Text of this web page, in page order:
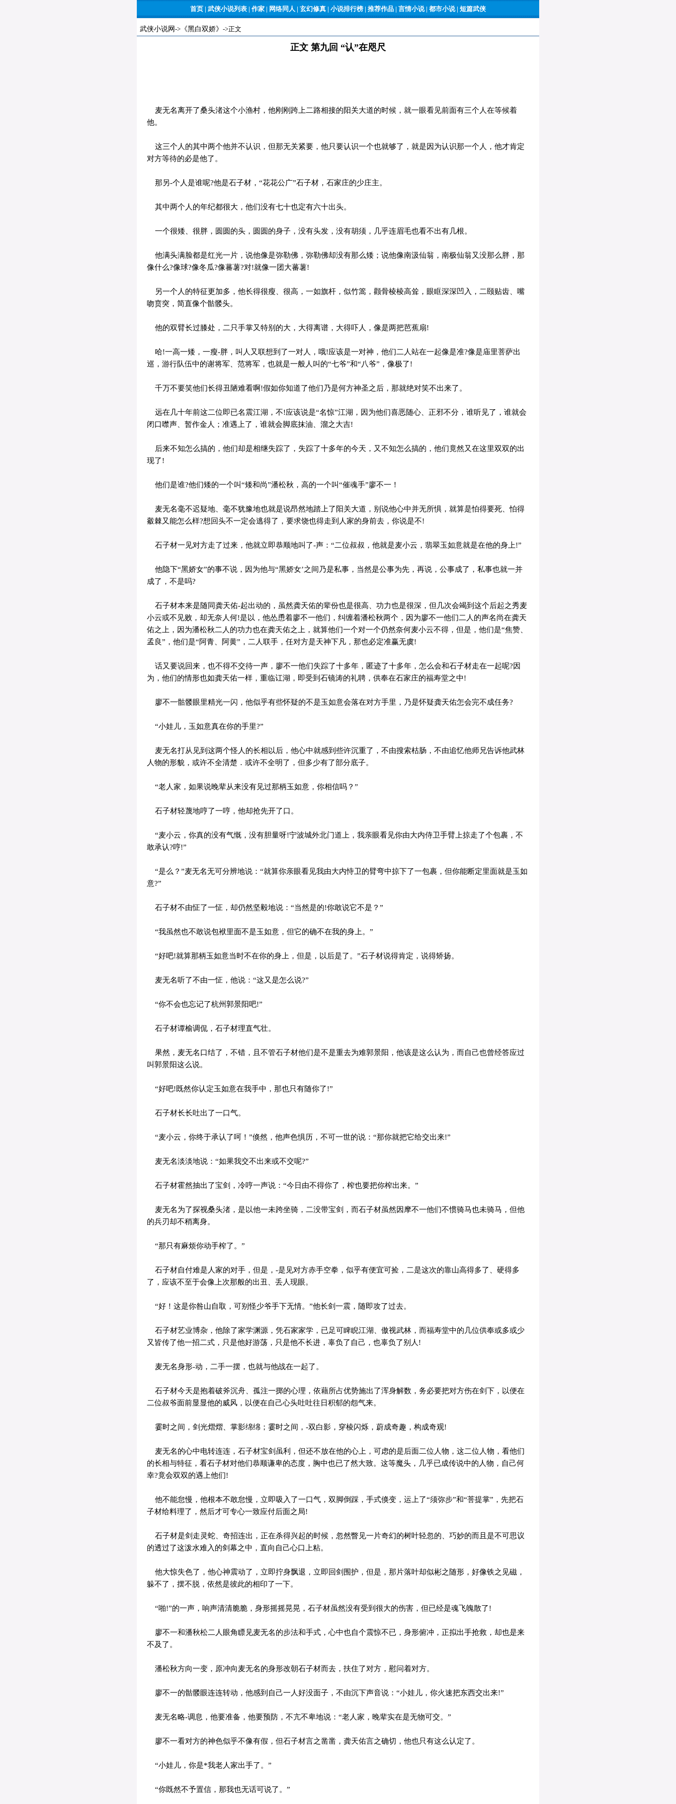
首页 | 武侠小说列表 | 作家 | 网络同人 | 玄幻修真 | 小说排行榜 | 推荐作品 | 言情小说| 都市小说 | 短篇武侠
武侠小说网 -> 《黑白双娇》 ->正文
正文 第九回 “认”在咫尺
麦无名离开了桑头渚这个小渔村，他刚刚跨上二路相接的阳关大道的时候，就一眼看见前面有三个人在等候着
他。
这三个人的其中两个他并不认识，但那无关紧要，他只要认识一个也就够了，就是因为认识那一个人，他才肯定
对方等待的必是他了。
那另-个人是谁呢?他是石子材，“花花公广”石子材，石家庄的少庄主。
其中两个人的年纪都很大，他们没有七十也定有六十出头。
一个很矮、很胖，圆圆的头，圆圆的身子，没有头发，没有胡须，几乎连眉毛也看不出有几根。
他满头满脸都是红光一片，说他像是弥勒佛，弥勒佛却没有那么矮；说他像南汲仙翁，南极仙翁又没那么胖，那
像什么?像球?像冬瓜?像蕃薯?对!就像一团大蕃薯!
另一个人的特征更加多，他长得很瘦、很高，一如旗杆，似竹篙，颧骨棱棱高耸，眼眶深深凹入，二颐贴齿、嘴
吻贲突，简直像个骷髅头。
他的双臂长过膝处，二只手掌又特别的大，大得离谱，大得吓人，像是两把芭蕉扇!
哈!一高一矮，一瘦-胖，叫人又联想到了一对人，哦!应该是一对神，他们二人站在一起像是准?像是庙里菩萨出
巡，游行队伍中的谢将军、范将军，也就是一般人叫的“七爷”和“八爷”，像极了!
千万不要笑他们长得丑陋难看啊!假如你知道了他们乃是何方神圣之后，那就绝对笑不出来了。
远在几十年前这二位即已名震江湖，不!应该说是“名惊”江湖，因为他们喜恶随心、正邪不分，谁听见了，谁就会
闭口噤声、暂作金人；准遇上了，谁就会脚底抹油、溜之大吉!
后来不知怎么搞的，他们却是相继失踪了，失踪了十多年的今天，又不知怎么搞的，他们竟然又在这里双双的出
现了!
他们是谁?他们矮的一个叫“矮和尚”潘松秋，高的一个叫“催魂手”廖不一！
麦无名毫不迟疑地、毫不犹豫地也就是说昂然地踏上了阳关大道，别说他心中并无所惧，就算是怕得要死、怕得
觳棘又能怎么样?想回头不一定会逃得了，要求饶也得走到人家的身前去，你说是不!
石子材一见对方走了过来，他就立即恭顺地叫了-声：“二位叔叔，他就是麦小云，翡翠玉如意就是在他的身上!”
他隐下“黑娇女”的事不说，因为他与“黑娇女’之间乃是私事，当然是公事为先，再说，公事成了，私事也就一并
成了，不是吗?
石子材本来是随同龚天佑-起出动的，虽然龚天佑的辈份也是很高、功力也是很深，但几次会竭到这个后起之秀麦
小云或不见败，却无奈人何!是以，他怂恿着廖不一他们，纠缠着潘松秋两个，因为廖不一他们二人的声名尚在龚天
佑之上，因为潘松秋二人的功力也在龚天佑之上，就算他们一个对一个仍然奈何麦小云不得，但是，他们是“焦赞、
孟良”，他们是“阿青、阿黄”，二人联手，任对方是天神下凡，那也必定准赢无虞!
话又要说回来，也不得不交待一声，廖不一他们失踪了十多年，匿迹了十多年，怎么会和石子材走在一起呢?因
为，他们的情形也如龚天佑一样，重临讧湖，即受到石镜涛的礼聘，供奉在石家庄的福寿堂之中!
廖不一骷髅眼里精光一闪，他似乎有些怀疑的不是玉如意会落在对方手里，乃是怀疑龚天佑怎会完不成任务?
“小娃儿，玉如意真在你的手里?”
麦无名打从见到这两个怪人的长相以后，他心中就感到些许沉重了，不由搜索枯肠，不由追忆他师兄告诉他武林
人物的形貌，或许不全清楚．或许不全明了，但多少有了部分底子。
“老人家，如果说晚辈从来没有见过那柄玉如意，你相信吗？”
石子材轻蔑地哼了一哼，他却抢先开了口。
“麦小云，你真的没有气慨，没有胆量呀!宁波城外北门道上，我亲眼看见你由大内侍卫手臂上掠走了个包裹，不
敢承认?哼!”
“是么？”麦无名无可分辨地说：“就算你亲眼看见我由大内恃卫的臂弯中掠下了一包裹，但你能断定里面就是玉如
意?”
石子材不由怔了一怔，却仍然坚毅地说：“当然是的!你敢说它不是？”
“我虽然也不敢说包袱里面不是玉如意，但它的确不在我的身上。”
“好吧!就算那柄玉如意当时不在你的身上，但是，以后是了。”石子材说得肯定，说得矫扬。
麦无名听了不由一怔，他说：“这又是怎么说?”
“你不会也忘记了杭州郭景阳吧!”
石子材谭榆调侃，石子材理直气壮。
果然，麦无名口结了，不错，且不管石子材他们是不是重去为难郭景阳，他该是这么认为，而自己也曾经答应过
叫郭景阳这么说。
“好吧!既然你认定玉如意在我手中，那也只有随你了!”
石子材长长吐出了一口气。
“麦小云，你终于承认了呵！”倏然，他声色惧历，不可一世的说：“那你就把它给交出来!”
麦无名淡淡地说：“如果我交不出来或不交呢?”
石子材霍然抽出了宝剑，冷哼一声说：“今日由不得你了，榨也要把你榨出来。”
麦无名为了探视桑头渚，是以他一未跨坐骑，二没带宝剑，而石子材虽然因摩不一他们不惯骑马也未骑马，但他
的兵刃却不稍离身。
“那只有麻烦你动手榨了。”
石子材自付难是人家的对手，但是，-是见对方赤手空拳，似乎有便宜可捡，二是这次的靠山高得多了、硬得多
了，应该不至于会像上次那般的出丑、丢人现眼。
“好！这是你咎山自取，可别怪少爷手下无情。”他长剑一震，随即攻了过去。
石子材艺业博杂，他除了家学渊源，凭石家家学，已足可睥睨江湖、傲视武林，而福寿堂中的几位供奉或多或少
又皆传了他一招二式，只是他好游荡，只是他不长进，辜负了自己，也辜负了别人!
麦无名身形-动，二手一摆，也就与他战在一起了。
石子材今天是抱着破斧沉舟、孤注一掷的心理，依藉所占优势施出了浑身解数，务必要把对方伤在剑下，以便在
二位叔爷面前显显他的威风，以便在自己心头吐吐往日积郁的怨气来。
霎时之间，剑光熠熠、掌影绵绵；霎时之间，-双白影，穿棱闪烁，蔚成奇趣，构成奇观!
麦无名的心中电转连连，石子材宝剑虽利，但还不放在他的心上，可虑的是后面二位人物，这二位人物，看他们
的长相与特征，看石子材对他们恭顺谦卑的态度，胸中也已了然大致。这等魔头，几乎已成传说中的人物，自己何
幸?竟会双双的遇上他们!
他不能怠慢，他根本不敢怠慢，立即吸入了一口气，双脚倒踩，手式倏变，运上了“须弥步”和“菩提掌”，先把石
子材给料理了，然后才可专心一致应付后面之局!
石子材是剑走灵蛇、奇招连出，正在杀得兴起的时候，忽然瞥见一片奇幻的树叶轻忽的、巧妙的而且是不可思议
的透过了这泼水难入的剑幕之中，直向自己心口上粘。
他大惊失色了，他心神震动了，立即拧身飘退，立即回剑围护，但是，那片落叶却似彬之随形，好像铁之见磁，
躲不了，摆不脱，依然是彼此的相印了一下。
“啪!”的一声，响声清清脆脆，身形摇摇晃晃，石子材虽然没有受到很大的伤害，但已经是魂飞魄散了!
廖不一和潘秋松二人眼角瞟见麦无名的步法和手式，心中也自个震惊不已，身形俯冲，正拟出手抢救，却也是来
不及了。
潘松秋方向一变，原冲向麦无名的身形改朝石子材而去，扶住了对方，慰问着对方。
廖不一的骷髅眼连连转动，他感到自己一人好没面子，不由沉下声音说：“小娃儿，你火速把东西交出来!”
麦无名略-调息，他要准备，他要预防，不亢不卑地说：“老人家，晚辈实在是无物可交。”
廖不一看对方的神色似乎不像有假，但石子材言之凿凿，龚天佑言之确切，他也只有这么认定了。
“小娃儿，你是*我老人家出手了。”
“你既然不予置信，那我也无话可说了。”